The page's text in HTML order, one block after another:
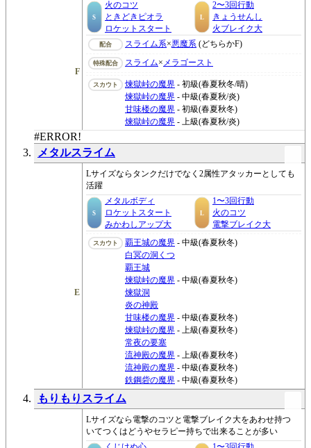
F
S
火のコツ
ときどきピオラ
ロケットスタート
L
2〜3回行動
きょうせんし
火ブレイク大
配合 スライム系×悪魔系 (どちらかF)
特殊配合 スライム× メラゴースト
スカウト 煉獄峠の魔界 - 初級(春夏秋冬/晴)
煉獄峠の魔界 - 中級(春夏秋/炎)
甘味楼の魔界 - 初級(春夏秋冬)
煉獄峠の魔界 - 上級(春夏秋/炎)
#ERROR!
メタルスライム
E
Lサイズならタンクだけでなく2属性アタッカーとしても
活躍
S
メタルボディ
ロケットスタート
みかわしアップ大
L
1〜3回行動
火のコツ
電撃ブレイク大
スカウト 覇王城の魔界 - 中級(春夏秋冬)
白冥の洞くつ
覇王城
煉獄峠の魔界 - 中級(春夏秋冬)
煉獄洞
炎の神殿
甘味楼の魔界 - 中級(春夏秋冬)
煉獄峠の魔界 - 上級(春夏秋冬)
常夜の要塞
流神殿の魔界 - 上級(春夏秋冬)
流神殿の魔界 - 中級(春夏秋冬)
鉄鋼砦の魔界 - 中級(春夏秋冬)
もりもりスライム
Lサイズなら電撃のコツと電撃ブレイク大をあわせ持つ
いてつくはどうやセラピー持ちで出来ることが多い